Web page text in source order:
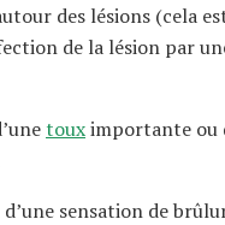
des lésions (cela
de la lésion par
touximportante ou
sensation de